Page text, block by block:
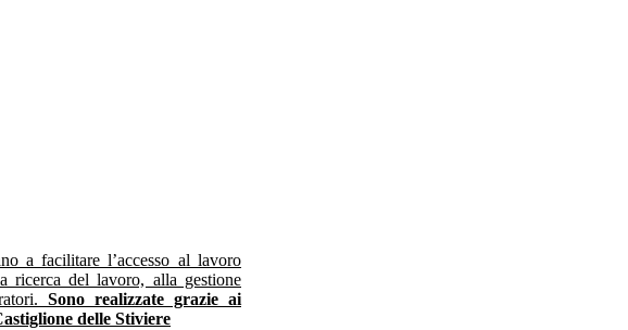
a facilitare l’accesso al lavoro
ricerca del lavoro, alla gestione
Sono realizzate grazie ai
delle Stiviere